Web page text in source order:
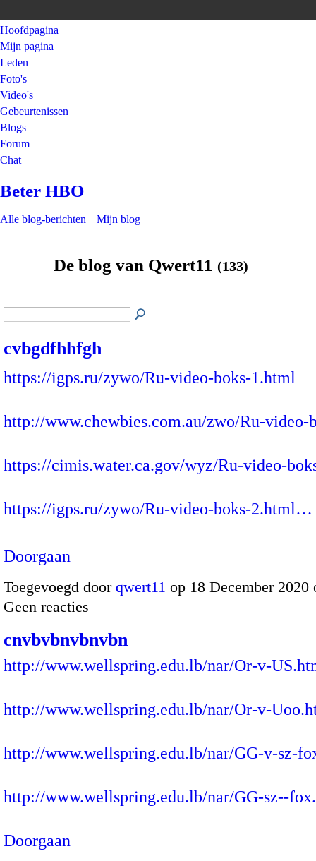
Hoofdpagina
Mijn pagina
Leden
Foto's
Video's
Gebeurtenissen
Blogs
Forum
Chat
Beter HBO
Alle blog-berichten Mijn blog
De blog van Qwert11 (133)
cvbgdfhhfgh
https://igps.ru/zywo/Ru-video-boks-1.html
http://www.chewbies.com.au/zwo/Ru-video-
https://cimis.water.ca.gov/wyz/Ru-video-
https://igps.ru/zywo/Ru-video-boks-2.html…
Doorgaan
Toegevoegd door qwert11 op 18 December
Geen reacties
cnvbvbnvbnvbn
http://www.wellspring.edu.lb/nar/Or-v-
http://www.wellspring.edu.lb/nar/Or-v-
http://www.wellspring.edu.lb/nar/GG-v-sz-
http://www.wellspring.edu.lb/nar/GG-sz--
Doorgaan